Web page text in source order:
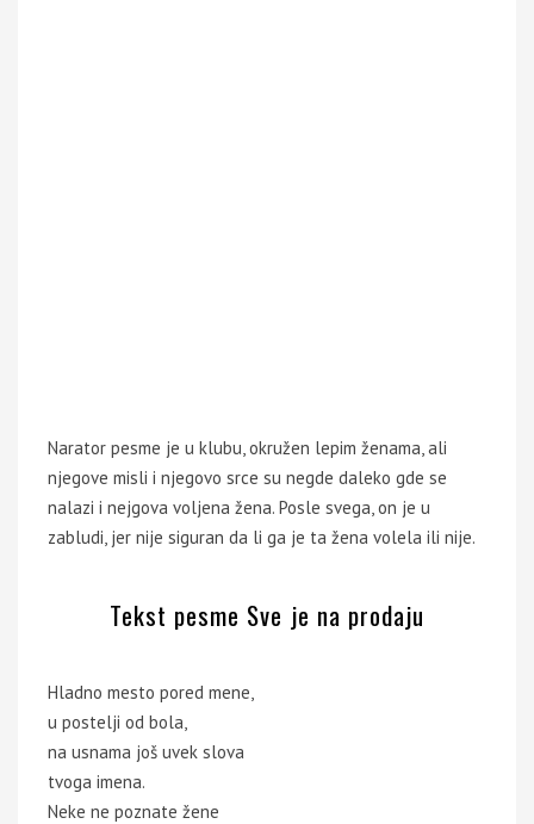
Narator pesme je u klubu, okružen lepim ženama, ali
njegove misli i njegovo srce su negde daleko gde se
nalazi i nejgova voljena žena. Posle svega, on je u
zabludi, jer nije siguran da li ga je ta žena volela ili nije.
Tekst pesme Sve je na prodaju
Hladno mesto pored mene,
u postelji od bola,
na usnama još uvek slova
tvoga imena.
Neke ne poznate žene